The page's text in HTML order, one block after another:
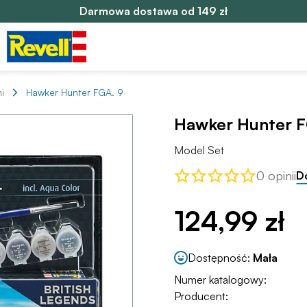
Darmowa dostawa od 149 zł
Hawker Hunter FGA. 9
Hawker Hunter
Model Set
0 opinii
124,99 zł
Dostępność: Mała
Numer katalogowy:
Producent: